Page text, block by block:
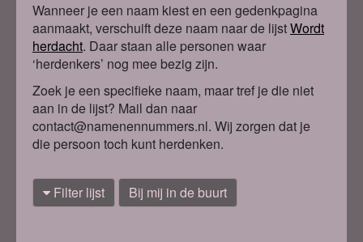
Wanneer je een naam kiest en een gedenkpagina
aanmaakt, verschuift deze naam naar de lijstWordt
herdacht. Daar staan alle personen waar
‘herdenkers’ nog mee bezig zijn.
Zoek je een specifieke naam, maar tref je die niet
aan in de lijst? Mail dan naar
contact@namenennummers.nl. Wij zorgen dat je
die persoon toch kunt herdenken.
Filter lijst Bij mij in de buurt